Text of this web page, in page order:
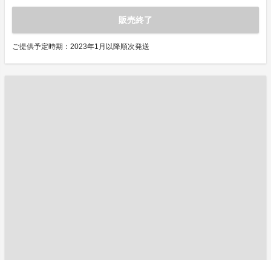
販売終了
ご提供予定時期：2023年1月以降順次発送